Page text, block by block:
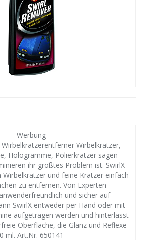
Werbung
Wirbelkratzerentferner Wirbelkratzer,
Hologramme, Polierkratzer sagen
ihr größtes Problem ist. SwirlX
und feine Kratzer einfach
zu entfernen. Von Experten
und sicher auf
SwirlX entweder per Hand oder mit
aufgetragen werden und hinterlässt
Oberfläche, die Glanz und Reflexe
ml. Art.Nr. 650141